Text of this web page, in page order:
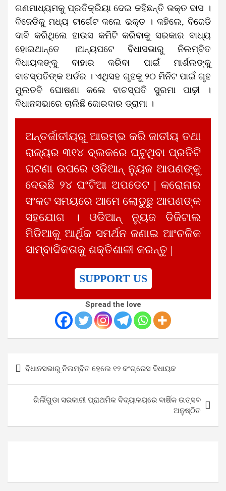
ଗଣମାଧ୍ୟମକୁ ପ୍ରତିକ୍ରିୟା ଦେଇ କହିଛନ୍ତି ଭକ୍ତ ଦାସ ।
ବିଜେଡିକୁ ମଧ୍ୟ ଟାର୍ଗେଟ କଲେ ଭକ୍ତ । କହିଲେ, ବିଜେଡି
ଦାବି କରିଥିଲେ ହାଉସ କମିଟି କରିବାକୁ ସରକାର ବାଧ୍ୟ
ହୋଇଥାନ୍ତେ ।ଅନ୍ୟପଟେ ବିଧାସଭାରୁ ନିଲମ୍ବିତ
ବିଧାୟକଙ୍କୁ ବାହାର କରିବା ପାଇଁ ମାର୍ଶଲଙ୍କୁ
ବାଚସ୍ପତିଙ୍କ ଅର୍ଡର । ଏଥିସହ ଗୃହକୁ ୨୦ ମିନିଟ ପାଇଁ ଗୃହ
ମୁଲତବି ଘୋଷଣା କଲେ ବାଚସ୍ପତି ସୁରମା ପାଢ଼ୀ ।
ବିଧାନସଭାରେ ଚାଲିଛି ଜୋରଦାର ଡ୍ରାମା ।
ଅନ୍ତର୍ଜାତୀୟରୁ ଆରମ୍ଭ କରି ଜାତୀୟ ତଥା
ରାଜ୍ୟର ୩୧୪ ବ୍ଲକରେ ଘଟୁଥିବା ପ୍ରତିଟି
ଘଟଣା ଉପରେ ଓଡିଆନ୍ ନ୍ୟୁଜ ଆପଣଙ୍କୁ
ଦେଉଛି ୨୪ ଘଂଟିଆ ଅପଡେଟ | କରୋନାର
ସଂକଟ ସମୟରେ ଆମେ ଲୋଡୁଛୁ ଆପଣଙ୍କ
ସହଯୋଗ । ଓଡିଆନ୍ ନ୍ୟୁଜ ଡିଜିଟାଲ
ମିଡିଆକୁ ଆର୍ଥିକ ସମର୍ଥନ ଜଣାଇ ଆଂଚଳିକ
ସାମ୍ବାଦିକତାକୁ ଶକ୍ତିଶାଳୀ କରନ୍ତୁ |
SUPPORT US
Spread the love
navigation
ବିଧାନସଭାରୁ ନିଲମ୍ବିତ ହେଲେ ୧୨ କଂଗ୍ରେସ ବିଧାୟକ
ଗିର୍ଲିଗୁଡା ସରକାରୀ ପ୍ରାଥମିକ ବିଦ୍ୟାଳୟରେ ବାର୍ଷିକ ଉତ୍ସବ
ଅନୁଷ୍ଠିତ